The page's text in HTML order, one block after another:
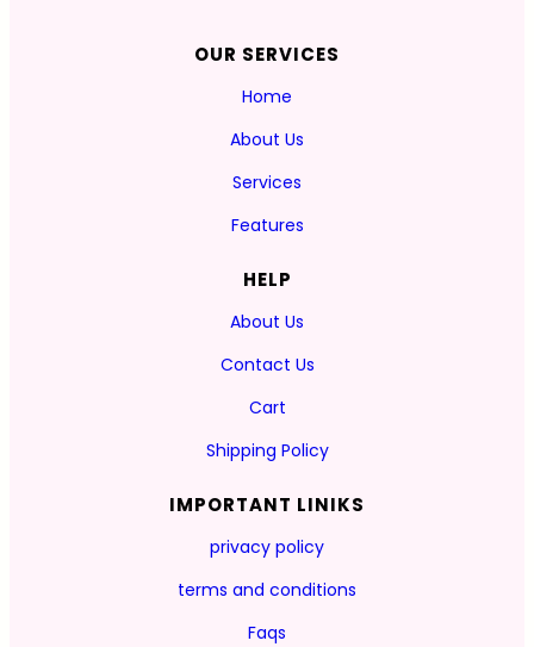
OUR SERVICES
Home
About Us
Services
Features
HELP
About Us
Contact Us
Cart
Shipping Policy
IMPORTANT LINIKS
privacy policy
terms and conditions
Faqs